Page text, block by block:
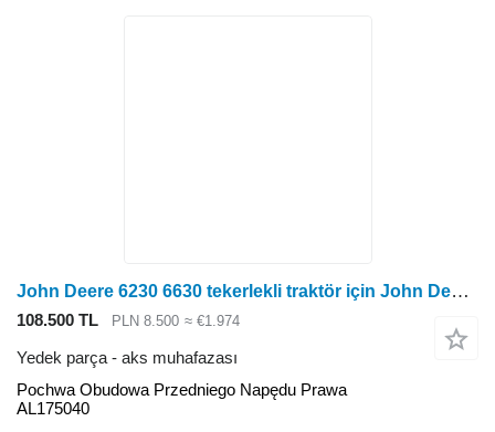
John Deere 6230 6630 tekerlekli traktör için John Deere 6230 6630 Sağ Ön Tahrik Mili Muhafazası AL175040 Pochwa aks muhafazası
108.500 TL PLN 8.500 ≈ €1.974
Yedek parça - aks muhafazası
Pochwa Obudowa Przedniego Napędu Prawa
AL175040